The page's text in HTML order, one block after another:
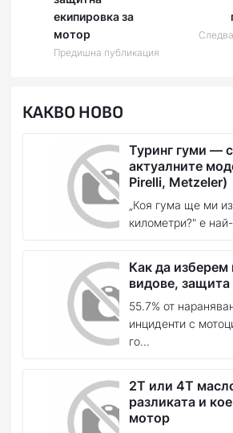
екипировка за
мотор
Предишна публикация
КАКВО НОВО
Туринг гуми —
актуалните
Pirelli, Metzeler)
„Коя гума ще ми
километри?" е
Как да
видове, защита
55.7% от
инциденти с
го...
2T или 4T
разликата и
мотор